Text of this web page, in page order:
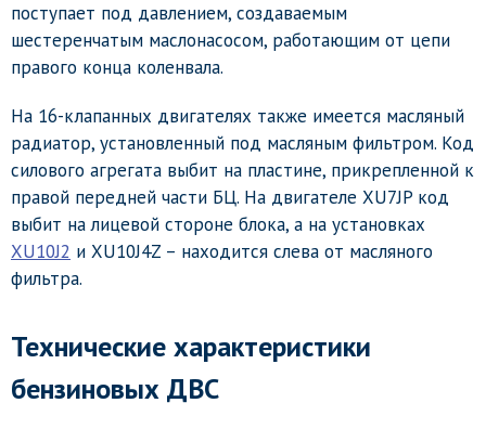
поступает под давлением, создаваемым
шестеренчатым маслонасосом, работающим от цепи
правого конца коленвала.
На 16-клапанных двигателях также имеется масляный
радиатор, установленный под масляным фильтром. Код
силового агрегата выбит на пластине, прикрепленной к
правой передней части БЦ. На двигателе XU7JP код
выбит на лицевой стороне блока, а на установках
XU10J2 и XU10J4Z – находится слева от масляного
фильтра.
Технические характеристики
бензиновых ДВС